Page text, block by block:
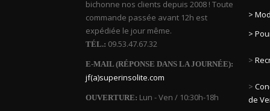
bichonne nos clients depuis 2008 ! Toute
commande passée avant 12h est
expédiée le jour même.
TÉL.: 09.53.47.67.32
E-MAIL (RÉPONSE DANS LA JOURNÉE):
jf(a)superinsolite.com
OUVERTURE: Lun - Ven / 10:30h-18h
>
>
>
>
de